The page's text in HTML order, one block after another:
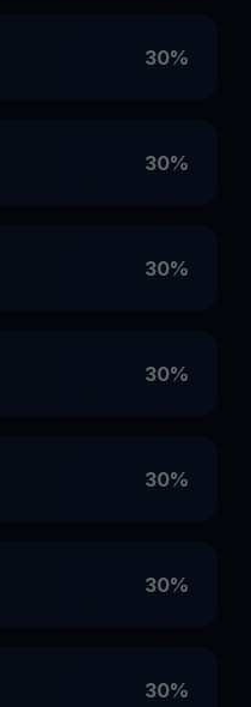
30%
30%
30%
30%
30%
30%
30%